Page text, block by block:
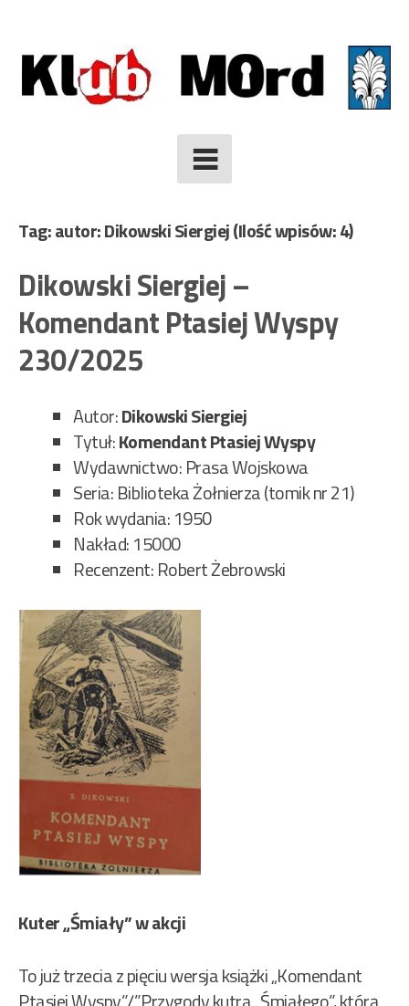
to
content
Tag: autor: Dikowski Siergiej(Ilość wpisów: 4)
Dikowski Siergiej –
Komendant Ptasiej Wyspy
230/2025
Autor:Dikowski Siergiej
Tytuł:Komendant Ptasiej Wyspy
Wydawnictwo: Prasa Wojskowa
Seria: Biblioteka Żołnierza (tomik nr 21)
Rok wydania: 1950
Nakład: 15000
Recenzent: Robert Żebrowski
Kuter „Śmiały” w akcji
To już trzecia z pięciu wersja książki „Komendant